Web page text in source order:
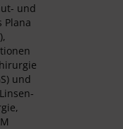
und
Plana
und